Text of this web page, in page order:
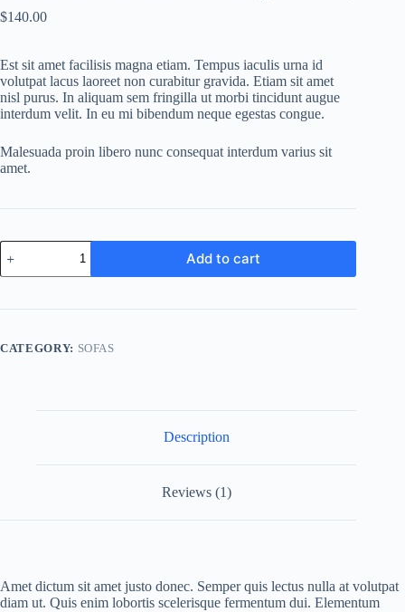
$140.00
Est sit amet facilisis magna etiam. Tempus iaculis urna id
volutpat lacus laoreet non curabitur gravida. Etiam sit amet
nisl purus. In aliquam sem fringilla ut morbi tincidunt augue
interdum velit. In eu mi bibendum neque egestas congue.
Malesuada proin libero nunc consequat interdum varius sit
amet.
Modern
Sofa
quantity
Add to cart
CATEGORY: SOFAS
Description
Reviews (1)
Amet dictum sit amet justo donec. Semper quis lectus nulla at volutpat
diam ut. Quis enim lobortis scelerisque fermentum dui. Elementum